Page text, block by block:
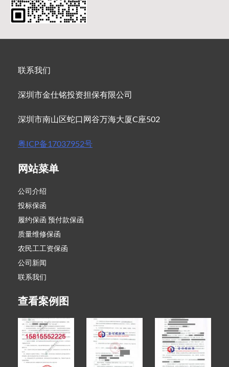
联系我们
深圳市金仕铭投资担保有限公司
深圳市南山区蛇口网谷万海大厦C座502
粤ICP备17037952号
网站菜单
公司介绍
投标保函
履约保函 预付款保函
质量维修保函
农民工工资保函
公司新闻
联系我们
查看案例图